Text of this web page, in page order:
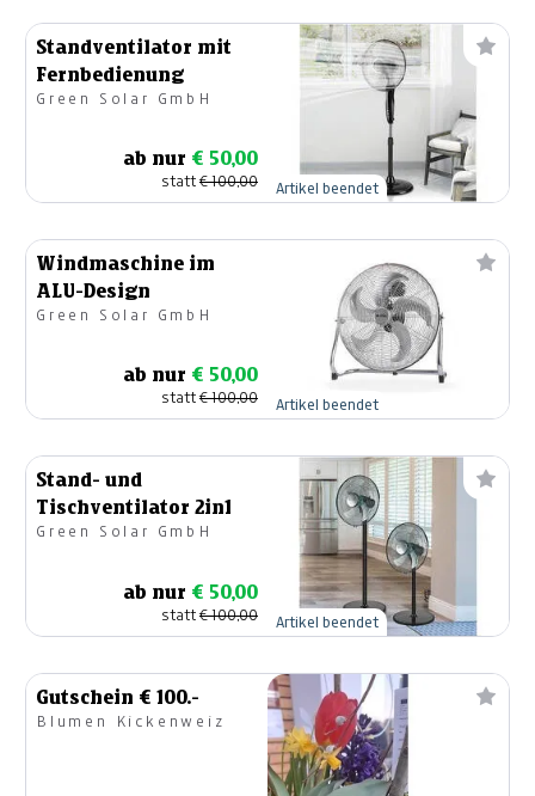
Standventilator mit
Fernbedienung
Green Solar GmbH
ab nur € 50,00
statt€ 100,00 Artikel beendet
Windmaschine im
ALU-Design
Green Solar GmbH
ab nur € 50,00
statt€ 100,00 Artikel beendet
Stand- und
Tischventilator 2in1
Green Solar GmbH
ab nur € 50,00
statt€ 100,00 Artikel beendet
Gutschein € 100.-
Blumen Kickenweiz